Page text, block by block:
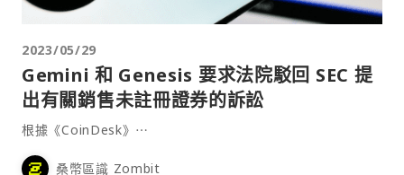
2023/05/29
Gemini 和 Genesis 要求法院駁回 SEC 提
出有關銷售未註冊證券的訴訟
根據《CoinDesk》⋯
桑幣區識 Zombit